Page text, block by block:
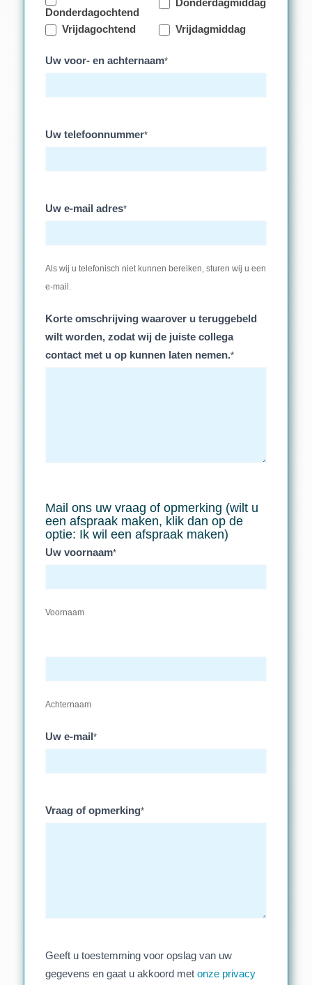
Donderdagochtend
Donderdagmiddag
Vrijdagochtend Vrijdagmiddag
Uw voor- en achternaam*
Uw telefoonnummer*
Uw e-mail adres*
Als wij u telefonisch niet kunnen bereiken, sturen wij u een
e-mail.
Korte omschrijving waarover u teruggebeld
wilt worden, zodat wij de juiste collega
contact met u op kunnen laten nemen.*
Mail ons uw vraag of opmerking (wilt u
een afspraak maken, klik dan op de
optie: Ik wil een afspraak maken)
Uw voornaam*
Voornaam
Achternaam
Uw e-mail *
Vraag of opmerking*
Geeft u toestemming voor opslag van uw
gegevens en gaat u akkoord met onze privacy